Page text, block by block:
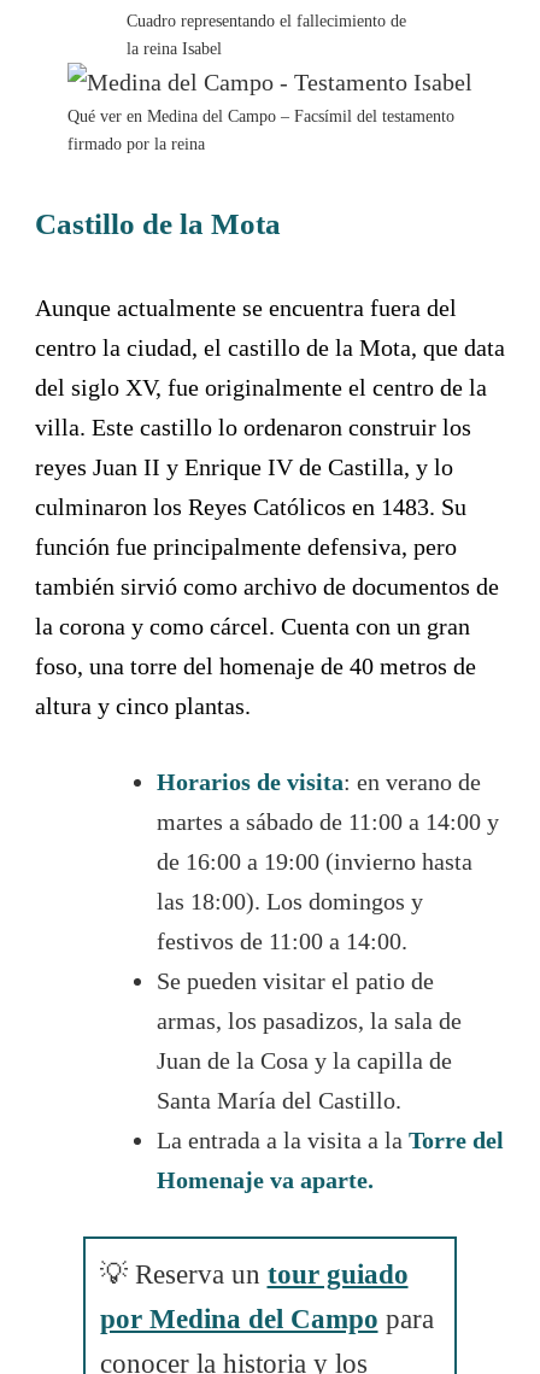
Cuadro representando el fallecimiento de
la reina Isabel
Qué ver en Medina del Campo – Facsímil del testamento
firmado por la reina
Castillo de la Mota
Aunque actualmente se encuentra fuera del
centro la ciudad, el castillo de la Mota, que data
del siglo XV, fue originalmente el centro de la
villa. Este castillo lo ordenaron construir los
reyes Juan II y Enrique IV de Castilla, y lo
culminaron los Reyes Católicos en 1483. Su
función fue principalmente defensiva, pero
también sirvió como archivo de documentos de
la corona y como cárcel. Cuenta con un gran
foso, una torre del homenaje de 40 metros de
altura y cinco plantas.
Horarios de visita: en verano de
martes a sábado de 11:00 a 14:00 y
de 16:00 a 19:00 (invierno hasta
las 18:00). Los domingos y
festivos de 11:00 a 14:00.
Se pueden visitar el patio de
armas, los pasadizos, la sala de
Juan de la Cosa y la capilla de
Santa María del Castillo.
La entrada a la visita a laTorre del
Homenaje va aparte.
💡 Reserva un tour guiado
por Medina del Campo para
conocer la historia y los